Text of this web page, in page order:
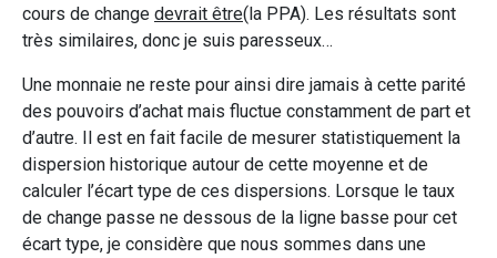
cours de change devrait être(la PPA). Les résultats sont
très similaires, donc je suis paresseux…
Une monnaie ne reste pour ainsi dire jamais à cette parité
des pouvoirs d’achat mais fluctue constamment de part et
d’autre. Il est en fait facile de mesurer statistiquement la
dispersion historique autour de cette moyenne et de
calculer l’écart type de ces dispersions. Lorsque le taux
de change passe ne dessous de la ligne basse pour cet
écart type, je considère que nous sommes dans une